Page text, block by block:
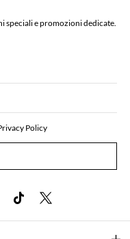
speciali e promozioni dedicate.
Policy